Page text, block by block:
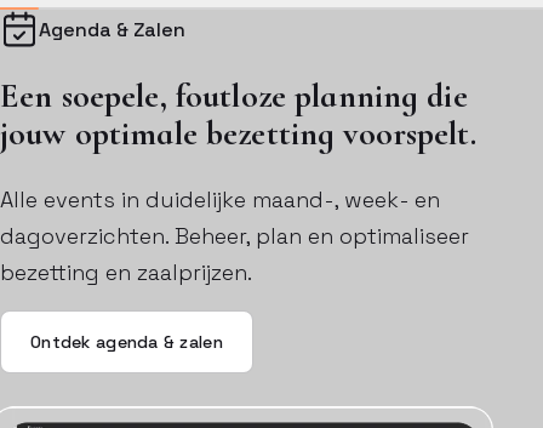
Agenda & Zalen
Een soepele, foutloze planning die
jouw optimale bezetting voorspelt.
Alle events in duidelijke maand-, week- en
dagoverzichten. Beheer, plan en optimaliseer
bezetting en zaalprijzen.
Ontdek agenda & zalen